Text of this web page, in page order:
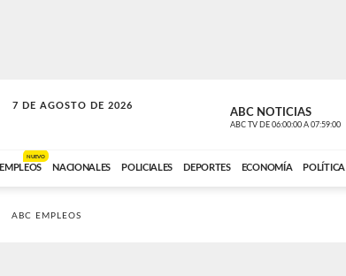
7 DE AGOSTO DE 2026
LA INCONDICIONAL ABC NOTICIAS
ABC TV DE 06:00:00 A 07:59:00
EMPLEOS
NUEVO
NACIONALES POLICIALES DEPORTES ECONOMÍA POLÍTICA
ABC EMPLEOS